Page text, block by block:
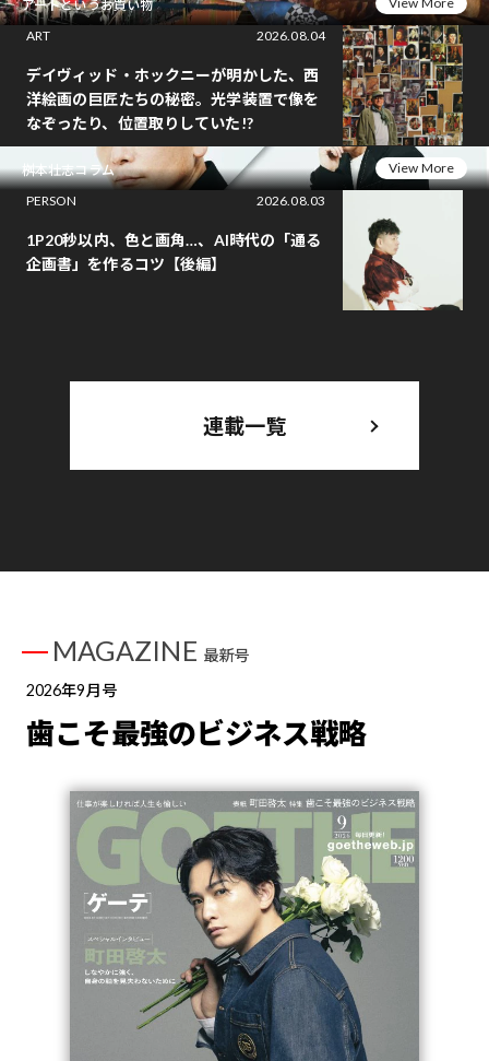
アートというお買い物
ART
2026.08.04
デイヴィッド・ホックニーが明かした、西
洋絵画の巨匠たちの秘密。光学装置で像を
なぞったり、位置取りしていた!?
桝本壮志コラム
View More
PERSON
2026.08.03
1P20秒以内、色と画角…、AI時代の「通る
企画書」を作るコツ【後編】
連載一覧
MAGAZINE 最新号
2026年9月号
歯こそ最強のビジネス戦略